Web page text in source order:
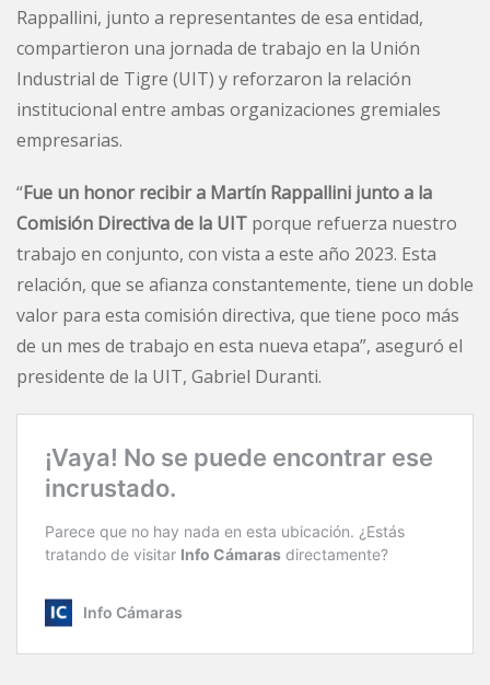
Rappallini, junto a representantes de esa entidad,
compartieron una jornada de trabajo en la Unión
Industrial de Tigre (UIT) y reforzaron la relación
institucional entre ambas organizaciones gremiales
empresarias.
“Fue un honor recibir a Martín Rappallini junto a la
Comisión Directiva de la UIT porque refuerza nuestro
trabajo en conjunto, con vista a este año 2023. Esta
relación, que se afianza constantemente, tiene un doble
valor para esta comisión directiva, que tiene poco más
de un mes de trabajo en esta nueva etapa”, aseguró el
presidente de la UIT, Gabriel Duranti.